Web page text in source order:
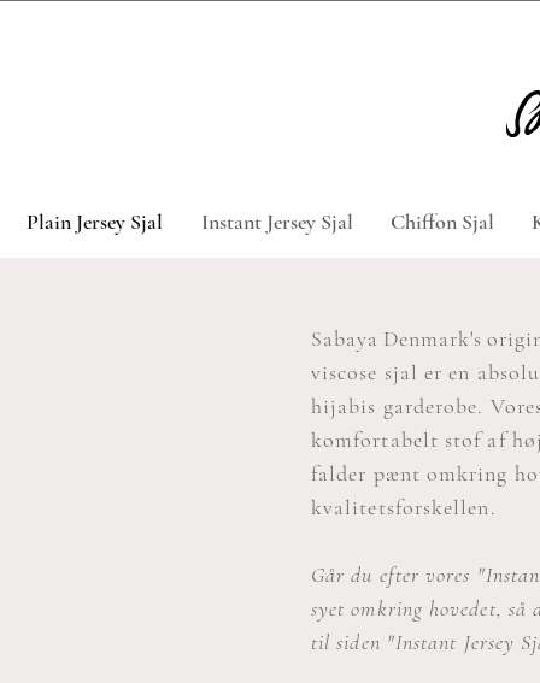
Plain Jersey Sjal Instant Jersey Sjal Chiffon Sjal
Sabaya Denmark's
viscose sjal er en
hijabis garderobe.
komfortabelt stof af
falder pænt omkring
kvalitetsforskellen.
Går du efter vores
syet omkring hovedet,
til siden "Instant Jersey